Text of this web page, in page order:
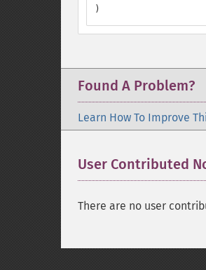
)
Found A Problem?
Learn How To Improve
User Contributed
There are no user